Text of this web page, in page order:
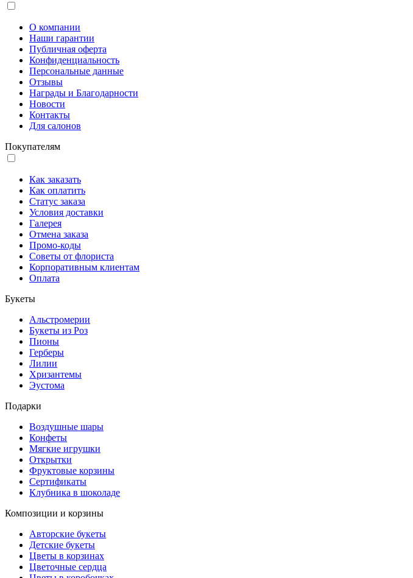
О компании
Наши гарантии
Публичная оферта
Конфиденциальность
Персональные данные
Отзывы
Награды и Благодарности
Новости
Контакты
Для салонов
Покупателям
Как заказать
Как оплатить
Статус заказа
Условия доставки
Галерея
Отмена заказа
Промо-коды
Советы от флориста
Корпоративным клиентам
Оплата
Букеты
Альстромерии
Букеты из Роз
Пионы
Герберы
Лилии
Хризантемы
Эустома
Подарки
Воздушные шары
Конфеты
Мягкие игрушки
Открытки
Фруктовые корзины
Сертификаты
Клубника в шоколаде
Композиции и корзины
Авторские букеты
Детские букеты
Цветы в корзинах
Цветочные сердца